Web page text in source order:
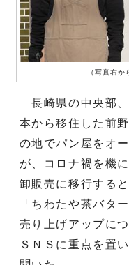
（写真右
長崎県の中央部、
本から移住した前
の地でパン屋をオ
が、コロナ禍を機
卸販売に移行する
「ちわたや茶バタ
売り上げアップに
ＳＮＳに重点を置